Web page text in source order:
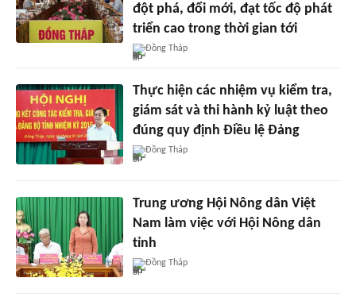
đột phá, đổi mới, đạt tốc độ phát
triển cao trong thời gian tới
Đồng Tháp
Thực hiện các nhiệm vụ kiểm tra,
giám sát và thi hành kỷ luật theo
đúng quy định Điều lệ Đảng
Đồng Tháp
Trung ương Hội Nông dân Việt
Nam làm việc với Hội Nông dân
tỉnh
Đồng Tháp